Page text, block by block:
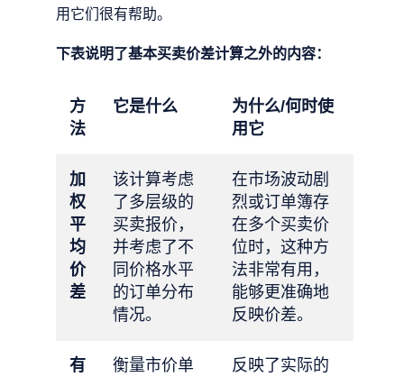
用它们很有帮助。
下表说明了基本买卖价差计算之外的内容：
方
法
它是什么
为什么/何时使
用它
加
权
平
均
价
差
该计算考虑
了多层级的
买卖报价，
并考虑了不
同价格水平
的订单分布
情况。
在市场波动剧
烈或订单簿存
在多个买卖价
位时，这种方
法非常有用，
能够更准确地
反映价差。
有
衡量市价单
反映了实际的